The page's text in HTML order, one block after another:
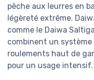
pêche aux leurres en
légèreté extrême.
comme le Daiwa
combinent un
roulements haut de
pour un usage intensif.